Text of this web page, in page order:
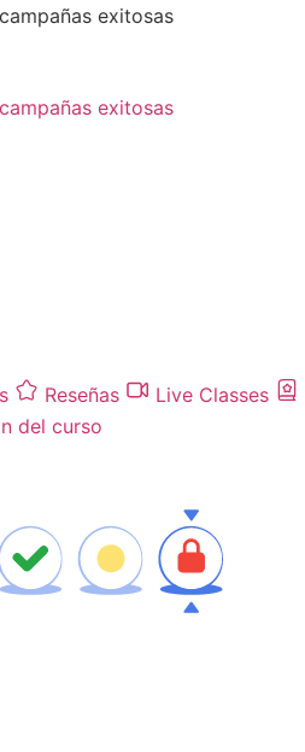
exitosas
exitosas
Reseñas
Live Classes
del curso